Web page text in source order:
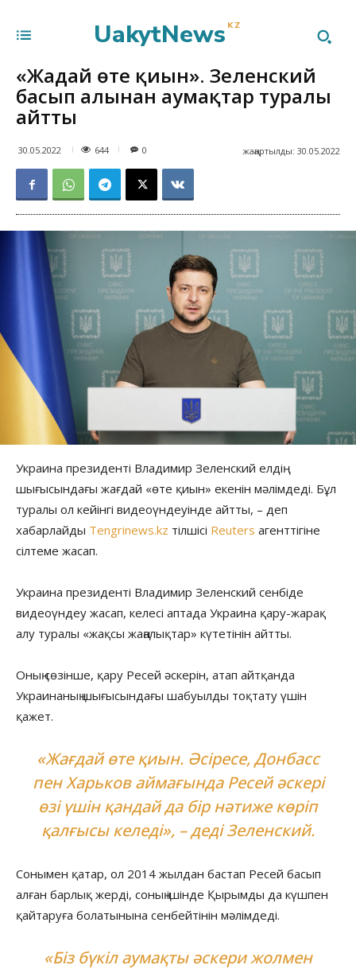
UakytNews KZ
«Жағдай өте қиын». Зеленский
басып алынған аумақтар туралы
айтты
30.05.2022 644 жаңартылды: 30.05.2022
0
Украина президенті Владимир Зеленский елдің
шығысындағы жағдай «өте қиын» екенін мәлімдеді. Бұл
туралы ол кейінгі видеоүндеуінде айтты, – деп
хабарлайды Tengrinews.kz тілшісі Reuters агенттігіне
сілтеме жасап.
Украина президенті Владимир Зеленский сенбіде
видеоүндеу жасап, келесі аптада Украина қару-жарақ
алу туралы «жақсы жаңалықтар» күтетінін айтты.
Оның сөзінше, қару Ресей әскерін, атап айтқанда
Украинаның шығысындағы шабуылды тоқтату үшін
қажет.
«Жағдай өте қиын. Әсіресе, Донбасс
пен Харьков аймағында Ресей әскері
өзі үшін қандай да бір нәтиже көріп
қалғысы келеді», – деді Зеленский.
Сонымен қатар, ол 2014 жылдан бастап Ресей басып
алған барлық жерді, соның ішінде Қырымды да күшпен
қайтаруға болатынына сенбейтінін мәлімдеді.
«Біз бүкіл аумақты әскери жолмен